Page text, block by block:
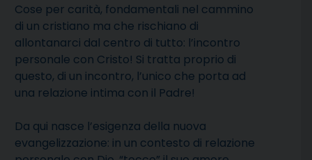
Cose per carità, fondamentali nel cammino
di un cristiano ma che rischiano di
allontanarci dal centro di tutto: l’incontro
personale con Cristo! Si tratta proprio di
questo, di un incontro, l’unico che porta ad
una relazione intima con il Padre!
Da qui nasce l’esigenza della nuova
evangelizzazione: in un contesto di relazione